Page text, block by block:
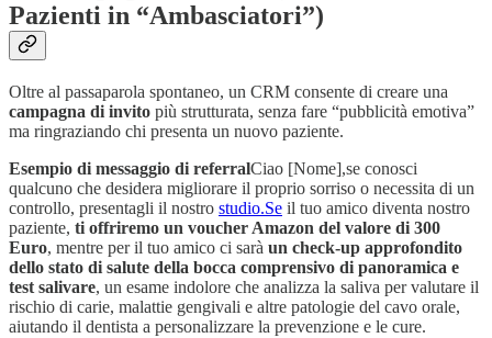
Pazienti in “Ambasciatori”)
Oltre al passaparola spontaneo, un CRM consente di creare una
campagna di invito più strutturata, senza fare “pubblicità emotiva”
ma ringraziando chi presenta un nuovo paziente.
Esempio di messaggio di referralCiao [Nome],se conosci
qualcuno che desidera migliorare il proprio sorriso o necessita di un
controllo, presentagli il nostro studio.Se il tuo amico diventa nostro
paziente, ti offriremo un voucher Amazon del valore di 300
Euro, mentre per il tuo amico ci sarà un check-up approfondito
dello stato di salute della bocca comprensivo di panoramica e
test salivare, un esame indolore che analizza la saliva per valutare il
rischio di carie, malattie gengivali e altre patologie del cavo orale,
aiutando il dentista a personalizzare la prevenzione e le cure.